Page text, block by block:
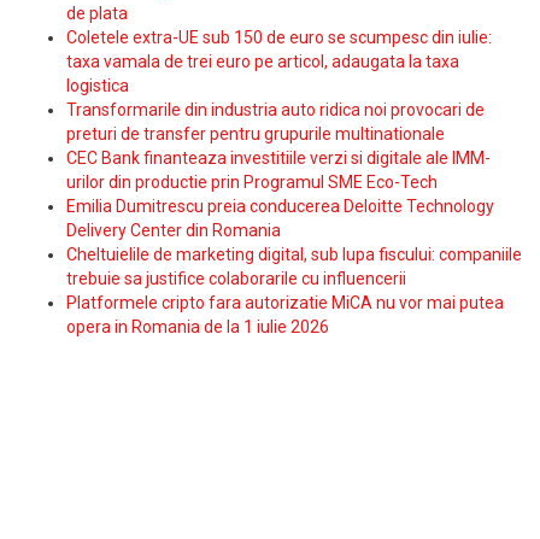
de plata
Coletele extra-UE sub 150 de euro se scumpesc din iulie:
taxa vamala de trei euro pe articol, adaugata la taxa
logistica
Transformarile din industria auto ridica noi provocari de
preturi de transfer pentru grupurile multinationale
CEC Bank finanteaza investitiile verzi si digitale ale IMM-
urilor din productie prin Programul SME Eco-Tech
Emilia Dumitrescu preia conducerea Deloitte Technology
Delivery Center din Romania
Cheltuielile de marketing digital, sub lupa fiscului: companiile
trebuie sa justifice colaborarile cu influencerii
Platformele cripto fara autorizatie MiCA nu vor mai putea
opera in Romania de la 1 iulie 2026